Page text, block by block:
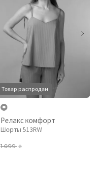
Товар распродан
Релакс комфорт
Шорты 513RW
1 099₴